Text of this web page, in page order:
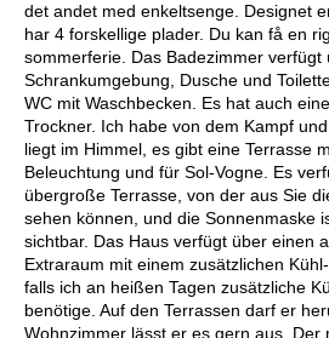
det andet med enkeltsenge. Designet
har 4 forskellige plader. Du kan få en
sommerferie. Das Badezimmer verfügt
Schrankumgebung, Dusche und
WC mit Waschbecken. Es hat auch
Trockner. Ich habe von dem Kampf
liegt im Himmel, es gibt eine Terrasse
Beleuchtung und für Sol-Vogne. Es
übergroße Terrasse, von der aus Sie
sehen können, und die Sonnenmaske
sichtbar. Das Haus verfügt über einen
Extraraum mit einem zusätzlichen
falls ich an heißen Tagen zusätzliche
benötige. Auf den Terrassen darf er
Wohnzimmer lässt er es gern aus. Der